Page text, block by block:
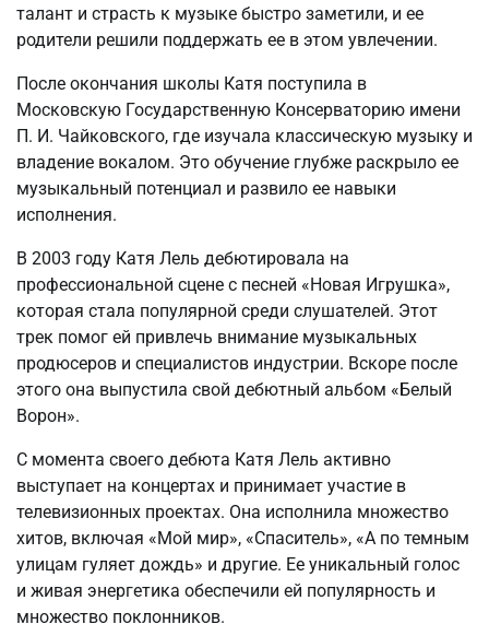
талант и страсть к музыке быстро заметили, и ее
родители решили поддержать ее в этом увлечении.
После окончания школы Катя поступила в
Московскую Государственную Консерваторию имени
П. И. Чайковского, где изучала классическую музыку и
владение вокалом. Это обучение глубже раскрыло ее
музыкальный потенциал и развило ее навыки
исполнения.
В 2003 году Катя Лель дебютировала на
профессиональной сцене с песней «Новая Игрушка»,
которая стала популярной среди слушателей. Этот
трек помог ей привлечь внимание музыкальных
продюсеров и специалистов индустрии. Вскоре после
этого она выпустила свой дебютный альбом «Белый
Ворон».
С момента своего дебюта Катя Лель активно
выступает на концертах и принимает участие в
телевизионных проектах. Она исполнила множество
хитов, включая «Мой мир», «Спаситель», «А по темным
улицам гуляет дождь» и другие. Ее уникальный голос
и живая энергетика обеспечили ей популярность и
множество поклонников.